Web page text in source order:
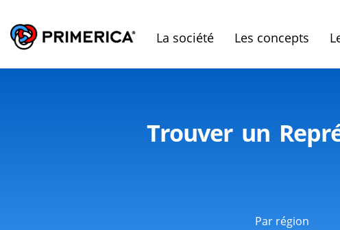
La société Les concepts
Trouver un
Par région